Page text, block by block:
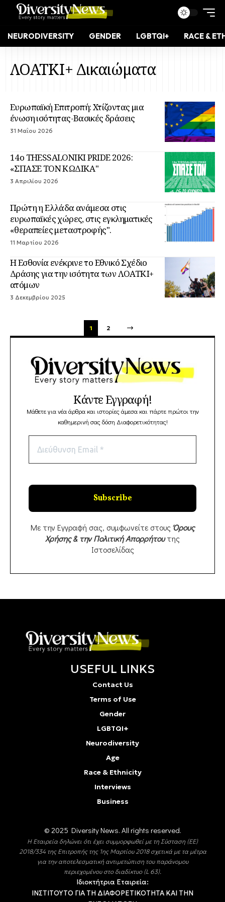
NEURODIVERSITY GENDER LGBTQI+ RACE &
ΛΟΑΤΚΙ+ Δικαιώματα
Ευρωπαϊκή Επιτροπή: Χτίζοντας μια
ένωση ισότητας-Βασικές δράσεις
31 Μαΐου 2026
14o THESSALONIKI PRIDE 2026:
«ΣΠΑΣΕ ΤΟΝ ΚΩΔΙΚΑ"
3 Απριλίου 2026
Πρώτη η Ελλάδα ανάμεσα στις
ευρωπαϊκές χώρες, στις εγκληματικές
«θεραπείες μεταστροφής".
11 Μαρτίου 2026
Η Εσθονία ενέκρινε το Εθνικό Σχέδιο
Δράσης για την ισότητα των ΛΟΑΤΚΙ+
ατόμων
3 Δεκεμβρίου 2025
1 2
Κάντε Εγγραφή!
Μάθετε για νέα άρθρα και ιστορίες άμεσα και πάρτε πρώτοι την
καθημερινή σας δόση Διαφορετικότητας!
Με την Εγγραφή σας, συμφωνείτε στουςΌρους
Χρήσης & την Πολιτική Απορρήτουτης
Ιστοσελίδας
USEFUL LINKS
Contact Us
Terms of Use
Gender
LGBTQI+
Neurodiversity
Age
Race & Ethnicity
Interviews
Business
© 2025 Diversity Νews. All rights reserved.
Η Εταιρεία δηλώνει ότι έχει συμμορφωθεί με τη Σύσταση (ΕΕ)
2018/334 της Επιτροπής της 1ης Μαρτίου 2018 σχετικά με τα μέτρα
για την αποτελεσματική αντιμετώπιση του παράνομου
περιεχομένου στο διαδίκτυο (L 63).
Ιδιοκτήτρια Εταιρεία:
ΙΝΣΤΙΤΟΥΤΟ ΓΙΑ ΤΗ ΔΙΑΦΟΡΕΤΙΚΟΤΗΤΑ ΚΑΙ ΤΗΝ